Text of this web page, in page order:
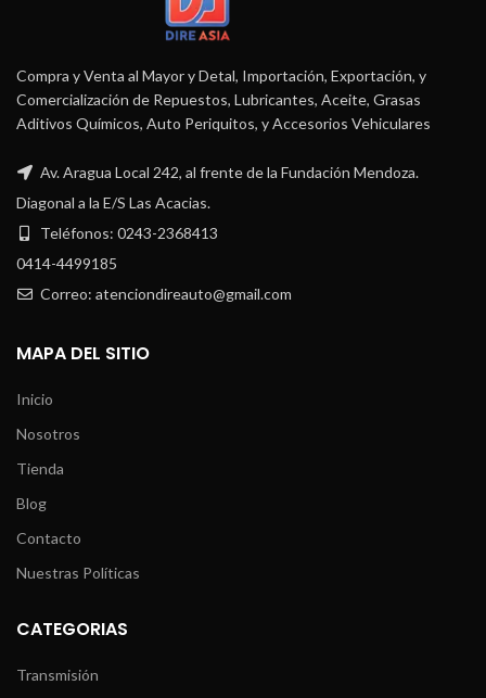
Compra y Venta al Mayor y Detal, Importación, Exportación, y
Comercialización de Repuestos, Lubricantes, Aceite, Grasas
Aditivos Químicos, Auto Periquitos, y Accesorios Vehiculares
Av. Aragua Local 242, al frente de la Fundación Mendoza.
Diagonal a la E/S Las Acacias.
Teléfonos: 0243-2368413
0414-4499185
Correo: atenciondireauto@gmail.com
MAPA DEL SITIO
Inicio
Nosotros
Tienda
Blog
Contacto
Nuestras Políticas
CATEGORIAS
Transmisión